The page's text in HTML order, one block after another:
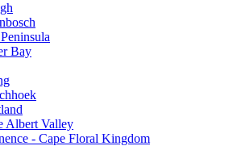
Bay
Albert Valley
- Cape Floral Kingdom